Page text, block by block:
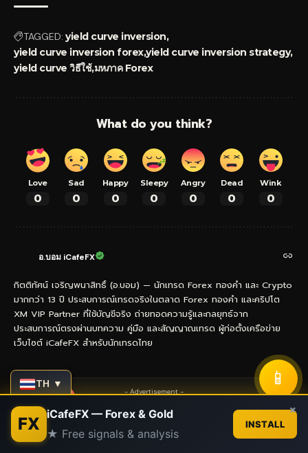
TAGGED: yield curve inversion
yield curve inversion forexyield curve inversion strategy
yield curve วิธีใช้มหภาค Forex
What do you think?
Love
0
Sad
0
Happy
0
Sleepy
0
Angry
0
Dead
0
Wink
0
อ.บอม iCafeFX
กิตติทัศน์ เจริญพนาสิทธิ์ (อ.บอม) — นักเทรด Forex ทองคำ และ Crypto
มากกว่า 13 ปี ประสบการณ์เทรดจริงในตลาด Forex ทองคำ และคริปโต
XM VIP Partner ที่ใช้บัญชีจริง ถ่ายทอดความรู้และกลยุทธ์จาก
ประสบการณ์ตรงผ่านบทความ คู่มือ และสัญญาณเทรด ผู้ก่อตั้งเครือข่าย
เว็บไซต์ iCafeFX สำหรับนักเทรดไทย
- Advertisement -
TH ▼ 📱
FX iCafeFX — Forex & Gold
★ Free signals & analysis
INSTALL
×
Contact us
Open